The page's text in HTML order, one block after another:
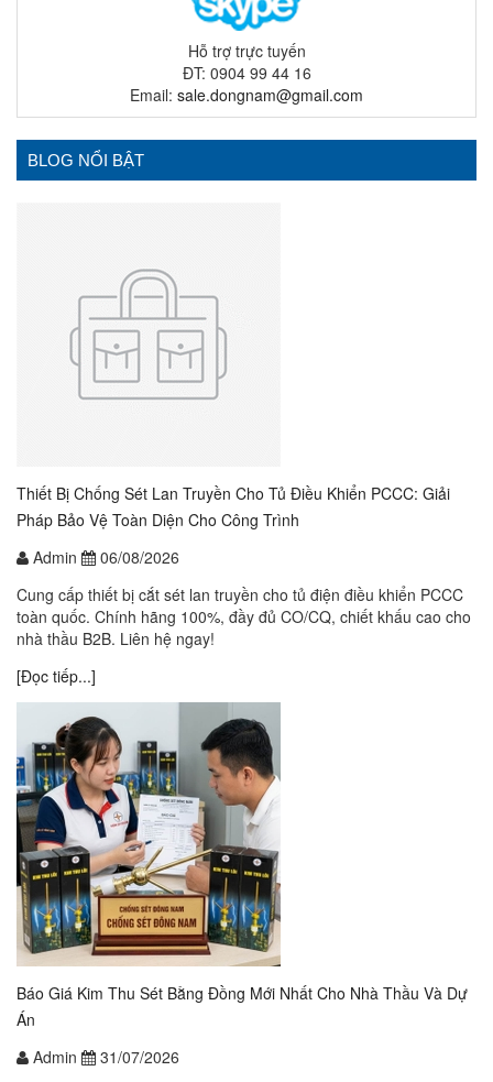
Hỗ trợ trực tuyến
ĐT: 0904 99 44 16
Email: sale.dongnam@gmail.com
BLOG NỔI BẬT
Thiết Bị Chống Sét Lan Truyền Cho Tủ Điều Khiển PCCC: Giải
Pháp Bảo Vệ Toàn Diện Cho Công Trình
Admin
06/08/2026
Cung cấp thiết bị cắt sét lan truyền cho tủ điện điều khiển PCCC
toàn quốc. Chính hãng 100%, đầy đủ CO/CQ, chiết khấu cao cho
nhà thầu B2B. Liên hệ ngay!
[Đọc tiếp...]
Báo Giá Kim Thu Sét Bằng Đồng Mới Nhất Cho Nhà Thầu Và Dự
Án
Admin
31/07/2026